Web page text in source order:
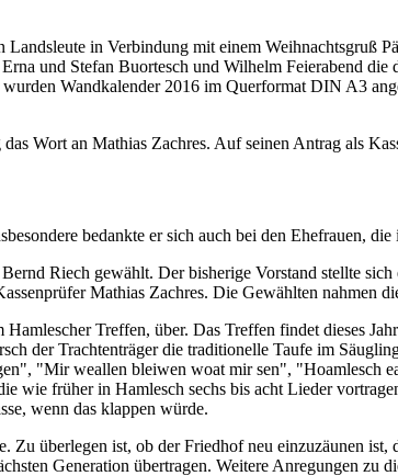
in Verbindung mit einem Weihnachtsgruß
und Stefan Buortesch und Wilhelm Feierabend
Wandkalender 2016 im Querformat DIN A3
Wort an Mathias Zachres. Auf seinen Antrag als
bedankte er sich auch bei den Ehefrauen,
Riech gewählt. Der bisherige Vorstand stellte
Mathias Zachres. Die Gewählten nahmen
Treffen, über. Das Treffen findet dieses
der Trachtenträger die traditionelle Taufe im
"Mir weallen bleiwen woat mir sen", "Hoamlesch
wie früher in Hamlesch sechs bis acht Lieder
wenn das klappen würde.
überlegen ist, ob der Friedhof neu einzuzäunen
Generation übertragen. Weitere Anregungen zu